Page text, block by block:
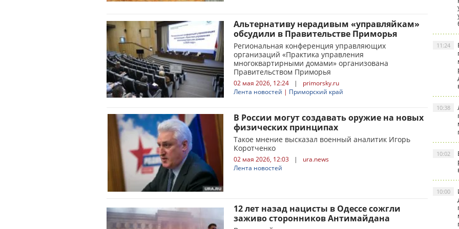
Альтернативу нерадивым «управляйкам»
обсудили в Правительстве Приморья
Региональная конференция управляющих
организаций «Практика управления
многоквартирными домами» организована
Правительством Приморья
02 мая 2026, 12:24 |
primorsky.ru
Лента новостей | Приморский край
В России могут создавать оружие на новых
физических принципах
Такое мнение высказал военный аналитик Игорь
Коротченко
02 мая 2026, 12:03 |
ura.news
Лента новостей
12 лет назад нацисты в Одессе сожгли
заживо сторонников Антимайдана
11:24
10:38
10:02
10:00